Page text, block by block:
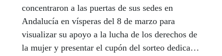
concentraron a las puertas de sus sedes en
Andalucía en vísperas del 8 de marzo para
visualizar su apoyo a la lucha de los derechos de
la mujer y presentar el cupón del sorteo dedicado